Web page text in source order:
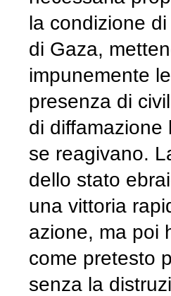
la condizione
di Gaza,
impunemente
presenza di
di diffamazione
se reagivano.
dello stato
una vittoria
azione, ma poi
come pretesto
senza la